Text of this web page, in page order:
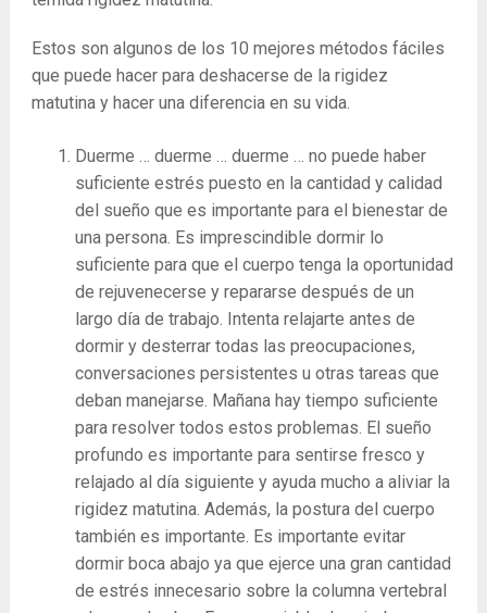
Estos son algunos de los 10 mejores métodos fáciles
que puede hacer para deshacerse de la rigidez
matutina y hacer una diferencia en su vida.
Duerme … duerme … duerme … no puede haber
suficiente estrés puesto en la cantidad y calidad
del sueño que es importante para el bienestar de
una persona. Es imprescindible dormir lo
suficiente para que el cuerpo tenga la oportunidad
de rejuvenecerse y repararse después de un
largo día de trabajo. Intenta relajarte antes de
dormir y desterrar todas las preocupaciones,
conversaciones persistentes u otras tareas que
deban manejarse. Mañana hay tiempo suficiente
para resolver todos estos problemas. El sueño
profundo es importante para sentirse fresco y
relajado al día siguiente y ayuda mucho a aliviar la
rigidez matutina. Además, la postura del cuerpo
también es importante. Es importante evitar
dormir boca abajo ya que ejerce una gran cantidad
de estrés innecesario sobre la columna vertebral